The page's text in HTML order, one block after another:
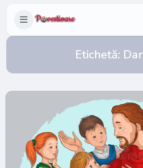
Etichetă: Dar